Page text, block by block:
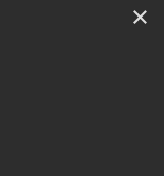
×